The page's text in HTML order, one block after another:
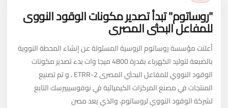
"روساتوم" تبدأ تصدير مكونات الوقود النووى
للمفاعل البحثى المصرى
أعلنت مؤسسة روساتوم الروسية المسئولة عن إنشاء المحطة النووية
بالضبعة لتوليد الكهرباء بقدرة 4800 ميجا وات بدء تصدير مكونات
الوقود النووي للمفاعل البحثي المصرى ETRR-2 ، و تم تصنيع
المنتجات في مصنع المركزات الكيميائية في نوفوسيبيرسك التابع
لشركة الوقود النووي لروساتوم، والذي يعد مصن